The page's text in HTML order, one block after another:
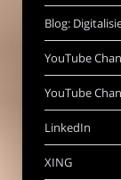
Blog:
YouTube
YouTube
LinkedIn
XING